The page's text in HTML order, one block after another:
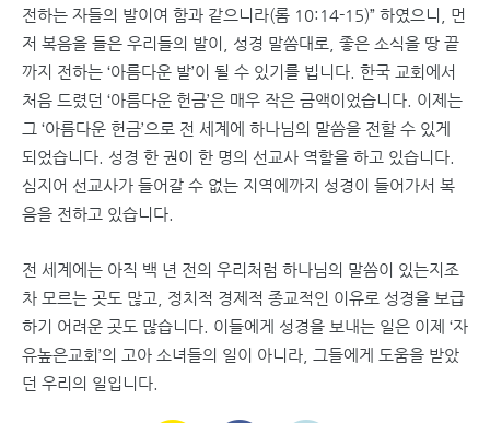
전하는 자들의 발이여 함과 같으니라(롬 10:14-15)” 하였으니, 먼
저 복음을 들은 우리들의 발이, 성경 말씀대로, 좋은 소식을 땅 끝
까지 전하는 ‘아름다운 발’이 될 수 있기를 빕니다. 한국 교회에서
처음 드렸던 ‘아름다운 헌금’은 매우 작은 금액이었습니다. 이제는
그 ‘아름다운 헌금’으로 전 세계에 하나님의 말씀을 전할 수 있게
되었습니다. 성경 한 권이 한 명의 선교사 역할을 하고 있습니다.
심지어 선교사가 들어갈 수 없는 지역에까지 성경이 들어가서 복
음을 전하고 있습니다.
전 세계에는 아직 백 년 전의 우리처럼 하나님의 말씀이 있는지조
차 모르는 곳도 많고, 정치적 경제적 종교적인 이유로 성경을 보급
하기 어려운 곳도 많습니다. 이들에게 성경을 보내는 일은 이제 ‘자
유높은교회’의 고아 소녀들의 일이 아니라, 그들에게 도움을 받았
던 우리의 일입니다.